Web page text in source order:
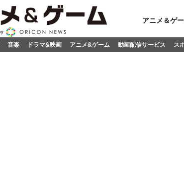
アニメ＆ゲ
音楽 ドラマ&映画 アニメ&ゲーム 動画配信サービス ス